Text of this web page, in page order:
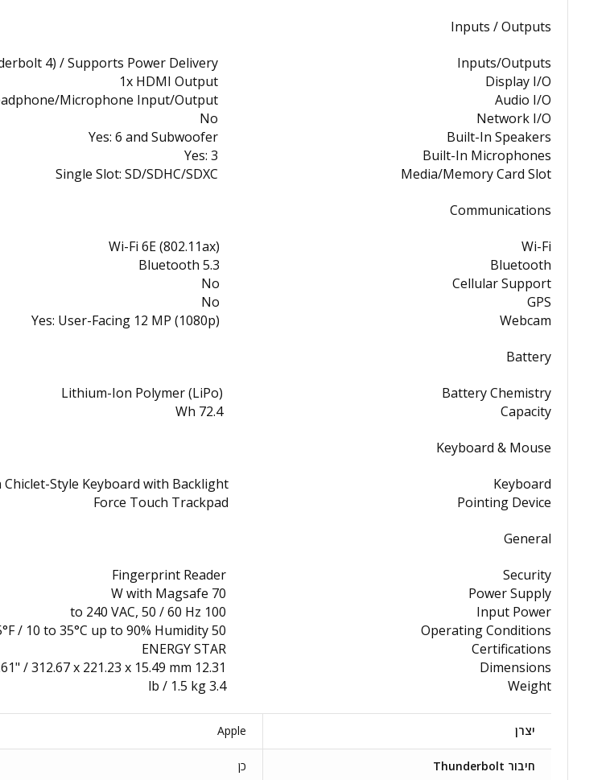
Inputs / Outputs
Inputs/Outputs
4) / Supports Power Delivery
Display I/O
1x HDMI Output
Audio I/O
Microphone Input/Output
Network I/O
No
Built-In Speakers
Yes: 6 and Subwoofer
Built-In Microphones
Yes: 3
Media/Memory Card Slot
Single Slot: SD/SDHC/SDXC
Communications
Wi-Fi
Wi-Fi 6E (802.11ax)
Bluetooth
Bluetooth 5.3
Cellular Support
No
GPS
No
Webcam
Yes: User-Facing 12 MP (1080p)
Battery
Battery Chemistry
Lithium-Ion Polymer (LiPo)
Capacity
72.4 Wh
Keyboard & Mouse
Keyboard
Style Keyboard with Backlight
Pointing Device
Force Touch Trackpad
General
Security
Fingerprint Reader
Power Supply
70 W with Magsafe
Input Power
100 to 240 VAC, 50 / 60 Hz
Operating Conditions
50 to 95°F / 10 to 35°C up to 90% Humidity
Certifications
ENERGY STAR
Dimensions
12.31 x 8.71 x 0.61" / 312.67 x 221.23 x 15.49 mm
Weight
3.4 lb / 1.5 kg
יצרן Apple
חיבור Thunderbolt כן